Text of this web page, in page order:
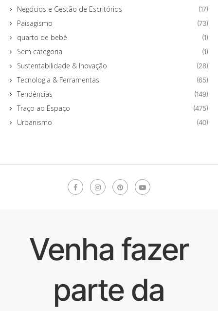
Negócios e Gestão de Escritórios (17)
Paisagismo (73)
quarto de bebê (1)
Sem categoria (1)
Sustentabilidade & Inovação (28)
Tecnologia & Ferramentas (65)
Tendências (149)
Traço ao Espaço (475)
Urbanismo (40)
Venha fazer
parte da